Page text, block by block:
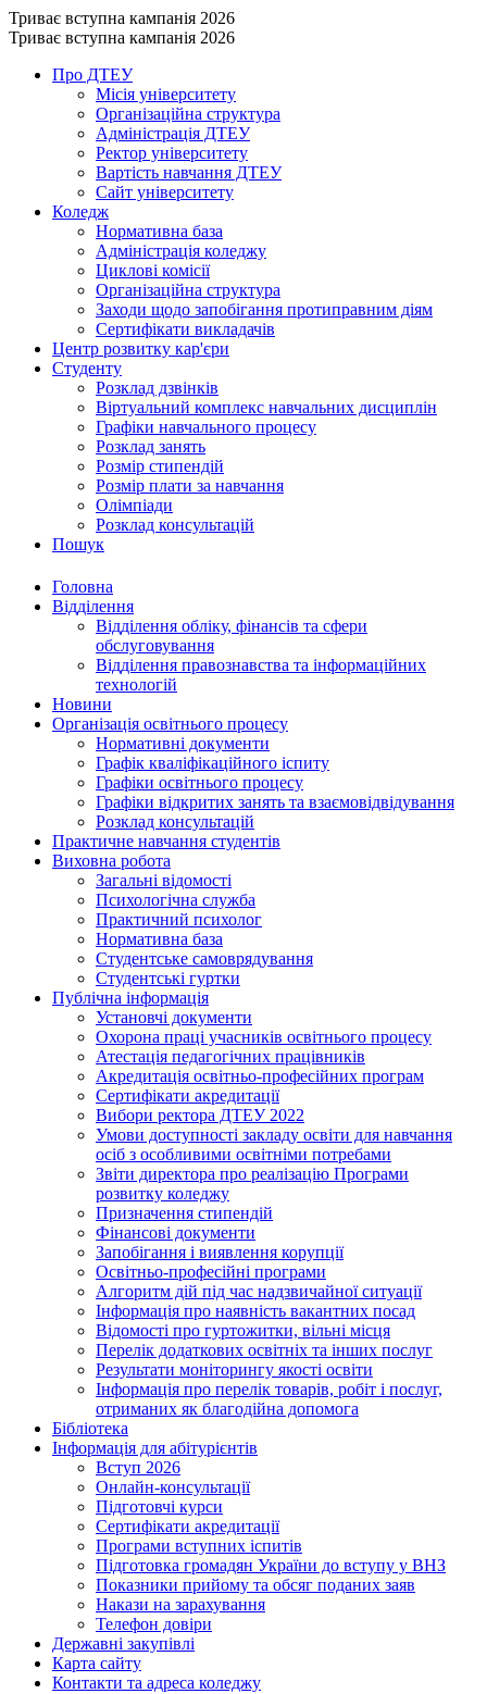
Триває вступна кампанія 2026
Триває вступна кампанія 2026
Про ДТЕУ
Місія університету
Організаційна структура
Адміністрація ДТЕУ
Ректор університету
Вартість навчання ДТЕУ
Сайт університету
Коледж
Нормативна база
Адміністрація коледжу
Циклові комісії
Організаційна структура
Заходи щодо запобігання протиправним діям
Сертифікати викладачів
Центр розвитку кар'єри
Студенту
Розклад дзвінків
Віртуальний комплекс навчальних дисциплін
Графіки навчального процесу
Розклад занять
Розмір стипендій
Розмір плати за навчання
Олімпіади
Розклад консультацій
Пошук
Головна
Відділення
Відділення обліку, фінансів та сфери
обслуговування
Відділення правознавства та інформаційних
технологій
Новини
Організація освітнього процесу
Нормативні документи
Графік кваліфікаційного іспиту
Графіки освітнього процесу
Графіки відкритих занять та взаємовідвідування
Розклад консультацій
Практичне навчання студентів
Виховна робота
Загальні відомості
Психологічна служба
Практичний психолог
Нормативна база
Студентське самоврядування
Студентські гуртки
Публічна інформація
Установчі документи
Охорона праці учасників освітнього процесу
Атестація педагогічних працівників
Акредитація освітньо-професійних програм
Сертифікати акредитації
Вибори ректора ДТЕУ 2022
Умови доступності закладу освіти для навчання
осіб з особливими освітніми потребами
Звіти директора про реалізацію Програми
розвитку коледжу
Призначення стипендій
Фінансові документи
Запобігання і виявлення корупції
Освітньо-професійні програми
Алгоритм дій під час надзвичайної ситуації
Інформація про наявність вакантних посад
Відомості про гуртожитки, вільні місця
Перелік додаткових освітніх та інших послуг
Результати моніторингу якості освіти
Інформація про перелік товарів, робіт і послуг,
отриманих як благодійна допомога
Бібліотека
Інформація для абітурієнтів
Вступ 2026
Онлайн-консультації
Підготовчі курси
Сертифікати акредитації
Програми вступних іспитів
Підготовка громадян України до вступу у ВНЗ
Показники прийому та обсяг поданих заяв
Накази на зарахування
Телефон довіри
Державні закупівлі
Карта сайту
Контакти та адреса коледжу